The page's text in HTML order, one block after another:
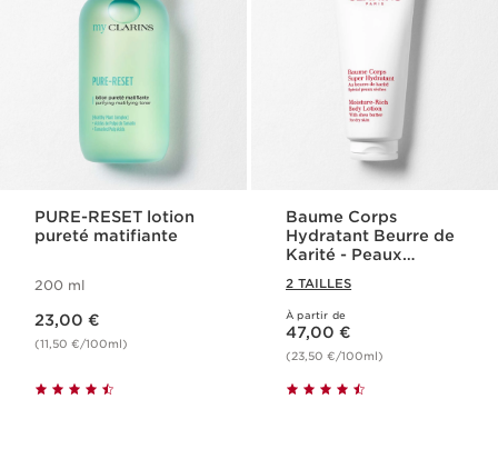
PURE-RESET lotion
pureté matifiante
200 ml
23,00 €
(11,50 €/100ml)
Baume Corps
Hydratant Beurre de
Karité - Peaux
2 TAILLES
À partir de
Nouveau prix 47,00 €
47,00 €
(23,50 €/100ml)